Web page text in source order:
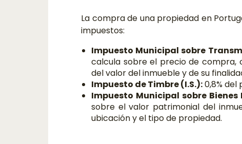
La compra de una propiedad en
impuestos:
Impuesto Municipal sobre
calcula sobre el precio de compra,
del valor del inmueble y de su
Impuesto de Timbre (I.S.):0,8%
Impuesto Municipal sobre Bienes
sobre el valor patrimonial del
ubicación y el tipo de propiedad.